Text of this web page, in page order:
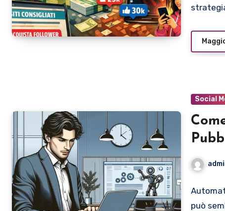
Social
può